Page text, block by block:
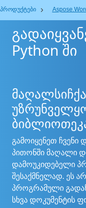
პროდუქტები
Python ში
გამოიყენეთ ჩვენი
პითონში მაღალი
დამოუკიდებელი
შესაქმნელად. ეს
პროგრამული
სხვა დოკუმენტის